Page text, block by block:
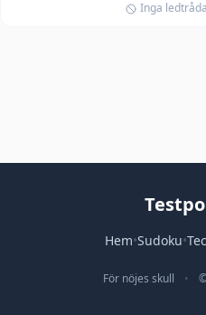
Inga
Hem•Sudoku•
För nöjes skull •